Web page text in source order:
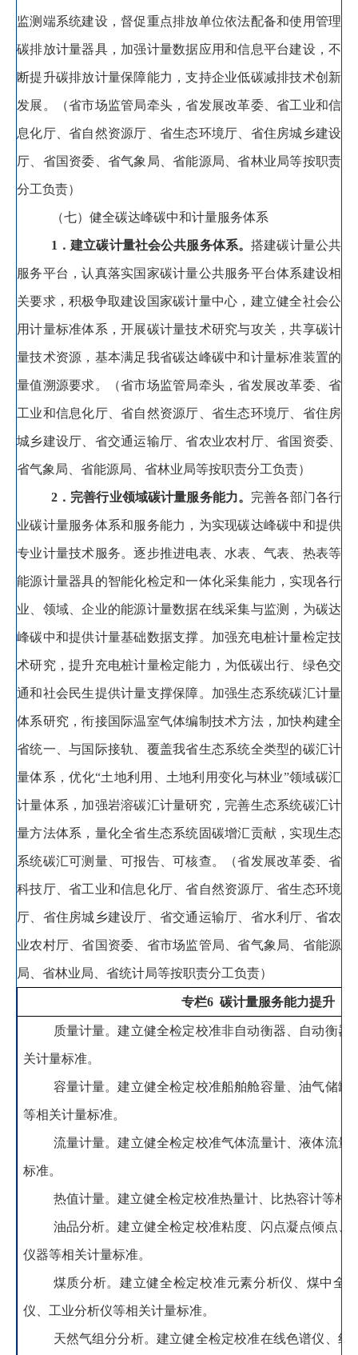
监测端系统建设 ， 督促重点排放单位依法配备和使用管理
碳排放计量器具，加强计量数据应用和信息平台建设 ， 不
断提升碳排放计量保障能力，支持企业低碳减排技术创新
发展 。 （省市场监管局牵头 ，省发展改革委、省工业和信
息化厅、省自然资源厅、省生态环境厅、省住房城乡建设
厅、省国资委、省气象局、省能源局、省林业局等按职责
分工负责）
（七）健全碳达峰碳中和计量服务体系
1 ．建立碳计量社会公共服务体系。搭建碳计量公共
服务平台 ，认真落实国家碳计量公共服务平台体系建设相
关要求，积极争取建设国家碳计量中心 ， 建立健全社会公
用计量标准体系，开展碳计量技术研究与攻关 ，共享碳计
量技术资源，基本满足我省碳达峰碳中和计量标准装置的
量值溯源要求。 （省市场监管局牵头 ，省发展改革委、省
工业和信息化厅、省自然资源厅、省生态环境厅、省住房
城乡建设厅、省交通运输厅、省农业农村厅、省国资委、
省气象局、省能源局、省林业局等按职责分工负责）
2．完善行业领域碳计量服务能力。 完善各部门各行
业碳计量服务体系和服务能力 ， 为实现碳达峰碳中和提供
专业计量技术服务。逐步推进电表、水表、气表、热表等
能源计量器具的智能化检定和一体化采集能力 ， 实现各行
业、领域、企业的能源计量数据在线采集与监测，为碳达
峰碳中和提供计量基础数据支撑。 加强充电桩计量检定技
术研究，提升充电桩计量检定能力 ， 为低碳出行、绿色交
通和社会民生提供计量支撑保障。加强生态系统碳汇计量
体系研究 ，衔接国际温室气体编制技术方法，加快构建全
省统一、与国际接轨、覆盖我省生态系统全类型的碳汇计
量体系 ，优化“土地利用、土地利用变化与林业”领域碳汇
计量体系 ， 加强岩溶碳汇计量研究，完善生态系统碳汇计
量方法体系 ， 量化全省生态系统固碳增汇贡献，实现生态
系统碳汇可测量、可报告、可核查。 （省发展改革委、省
科技厅、省工业和信息化厅、省自然资源厅、省生态环境
厅、省住房城乡建设厅、省交通运输厅、省水利厅、省农
业农村厅、省国资委、省市场监管局、省气象局、省能源
局、省林业局、省统计局等按职责分工负责）
专栏6 碳计量服务能力提升
质量计量。建立健全检定校准非自动衡器、自动衡器
关计量标准。
容量计量。建立健全检定校准船舶舱容量、油气储罐
等相关计量标准。
流量计量。建立健全检定校准气体流量计、液体流量
标准。
热值计量。 建立健全检定校准热量计、比热容计等相
油品分析。建立健全检定校准粘度、闪点凝点倾点、
仪器等相关计量标准。
煤质分析。建立健全检定校准元素分析仪、煤中全
仪、工业分析仪等相关计量标准。
天然气组分分析。建立健全检定校准在线色谱仪、红